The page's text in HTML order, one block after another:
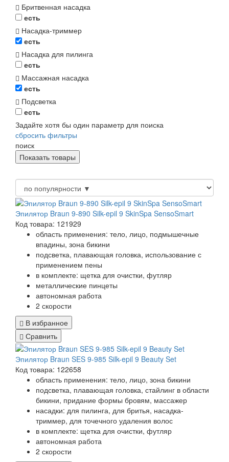
Бритвенная насадка
есть
Насадка-триммер
есть
Насадка для пилинга
есть
Массажная насадка
есть
Подсветка
есть
Задайте хотя бы один параметр для поиска
сбросить фильтры
поиск
Эпилятор Braun 9-890 Silk-epil 9 SkinSpa SensoSmart
Код товара: 121929
область применения: тело, лицо, подмышечные
впадины, зона бикини
подсветка, плавающая головка, использование с
применением пены
в комплекте: щетка для очистки, футляр
металлические пинцеты
автономная работа
2 скорости
В избранное
Сравнить
Эпилятор Braun SES 9-985 Silk-epil 9 Beauty Set
Код товара: 122658
область применения: тело, лицо, зона бикини
подсветка, плавающая головка, стайлинг в области
бикини, придание формы бровям, массажер
насадки: для пилинга, для бритья, насадка-
триммер, для точечного удаления волос
в комплекте: щетка для очистки, футляр
автономная работа
2 скорости